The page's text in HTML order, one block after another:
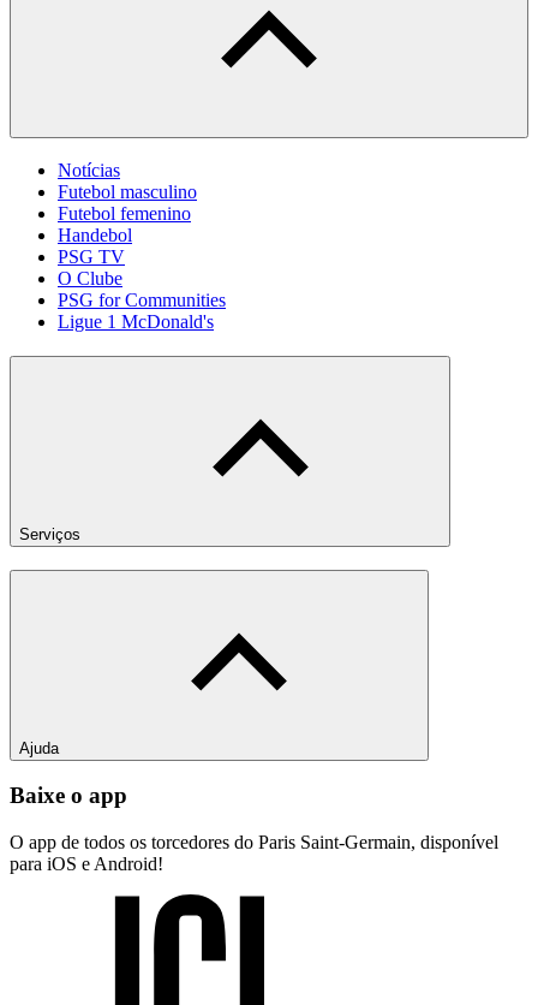
Notícias
Futebol masculino
Futebol femenino
Handebol
PSG TV
O Clube
PSG for Communities
Ligue 1 McDonald's
Serviços
Ajuda
Baixe o app
O app de todos os torcedores do Paris Saint-Germain, disponível
para iOS e Android!